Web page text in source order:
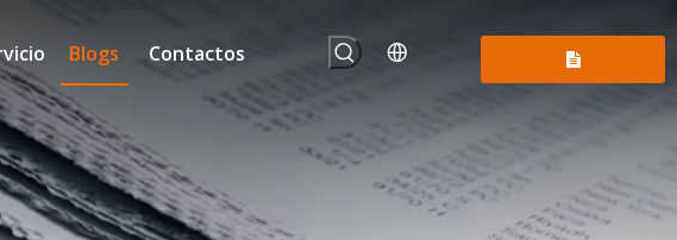
Blogs Contactos
Consúltenos